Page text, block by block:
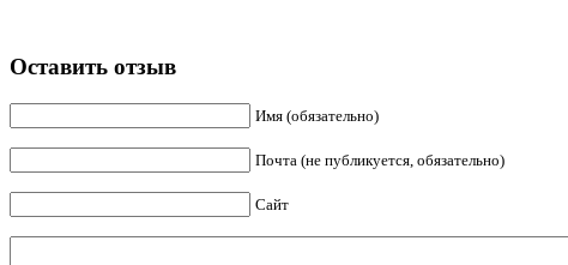
Оставить отзыв
Имя (обязательно)
Почта (не публикуется, обязательно)
Сайт